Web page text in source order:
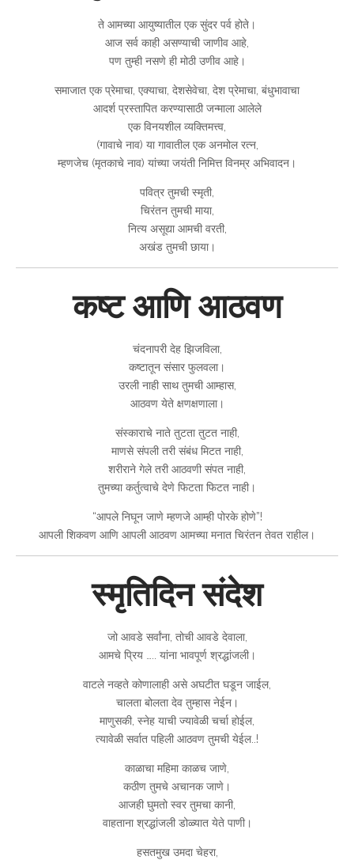
ते आमच्या आयुष्यातील एक सुंदर पर्व होते।
आज सर्व काही असण्याची जाणीव आहे,
पण तुम्ही नसणे ही मोठी उणीव आहे।
समाजात एक प्रेमाचा, एक्याचा, देशसेवेचा, देश प्रेमाचा, बंधुभावाचा
आदर्श प्रस्तापित करण्यासाठी जन्माला आलेले
एक विनयशील व्यक्तिमत्त्व,
(गावाचे नाव) या गावातील एक अनमोल रत्न,
म्हणजेच (मृतकाचे नाव) यांच्या जयंती निमित्त विनम्र अभिवादन।
पवित्र तुमची स्मृती,
चिरंतन तुमची माया,
नित्य असूद्या आमची वरती,
अखंड तुमची छाया।
कष्ट आणि आठवण
चंदनापरी देह झिजविला,
कष्टातून संसार फुलवला।
उरली नाही साथ तुमची आम्हास,
आठवण येते क्षणक्षणाला।
संस्काराचे नाते तुटता तुटत नाही,
माणसे संपली तरी संबंध मिटत नाही,
शरीराने गेले तरी आठवणी संपत नाही,
तुमच्या कर्तुत्वाचे देणे फिटता फिटत नाही।
“आपले निघून जाणे म्हणजे आम्ही पोरके होणे”!
आपली शिकवण आणि आपली आठवण आमच्या मनात चिरंतन तेवत राहील।
स्मृतिदिन संदेश
जो आवडे सर्वांना, तोची आवडे देवाला,
आमचे प्रिय ….. यांना भावपूर्ण श्रद्धांजली।
वाटले नव्हते कोणालाही असे अघटीत घडून जाईल,
चालता बोलता देव तुम्हास नेईन।
माणुसकी, स्नेह याची ज्यावेळी चर्चा होईल,
त्यावेळी सर्वात पहिली आठवण तुमची येईल..!
काळाचा महिमा काळच जाणे,
कठीण तुमचे अचानक जाणे।
आजही घुमतो स्वर तुमचा कानी,
वाहताना श्रद्धांजली डोळ्यात येते पाणी।
हसतमुख उमदा चेहरा,